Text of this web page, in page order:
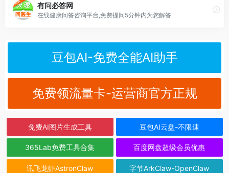
有问必答网
在线健康问答咨询平台,免费提问5分钟内为您解答
豆包AI-免费全能AI助手
免费领流量卡-运营商官方正规
免费AI图片生成工具 豆包AI云盘-不限速
365Lab免费工具合集 百度网盘超级会员优惠
讯飞龙虾AstronClaw 字节ArkClaw-OpenClaw